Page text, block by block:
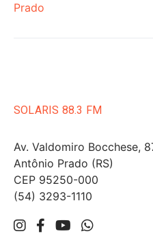
Prado
SOLARIS 88.3 FM
Av. Valdomiro Bocchese,
Antônio Prado (RS)
CEP 95250-000
(54) 3293-1110